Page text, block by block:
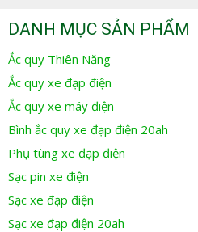
DANH MỤC SẢN PHẨM
Ắc quy Thiên Năng
Ắc quy xe đạp điện
Ắc quy xe máy điện
Bình ắc quy xe đạp điện 20ah
Phụ tùng xe đạp điện
Sạc pin xe điện
Sạc xe đạp điện
Sạc xe đạp điện 20ah